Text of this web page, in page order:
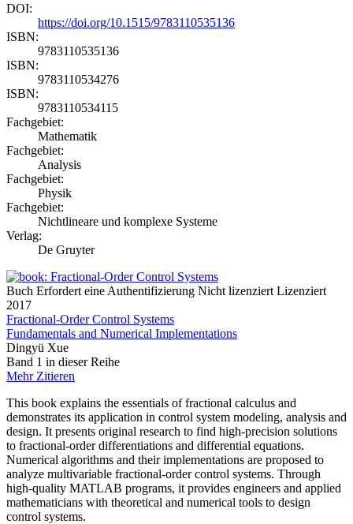
DOI:
https://doi.org/10.1515/9783110535136
ISBN:
9783110535136
ISBN:
9783110534276
ISBN:
9783110534115
Fachgebiet:
Mathematik
Fachgebiet:
Analysis
Fachgebiet:
Physik
Fachgebiet:
Nichtlineare und komplexe Systeme
Verlag:
De Gruyter
Buch Erfordert eine Authentifizierung Nicht lizenziert Lizenziert
2017
Fractional-Order Control Systems
Fundamentals and Numerical Implementations
Dingyü Xue
Band 1 in dieser Reihe
Mehr Zitieren
This book explains the essentials of fractional calculus and
demonstrates its application in control system modeling, analysis and
design. It presents original research to find high-precision solutions
to fractional-order differentiations and differential equations.
Numerical algorithms and their implementations are proposed to
analyze multivariable fractional-order control systems. Through
high-quality MATLAB programs, it provides engineers and applied
mathematicians with theoretical and numerical tools to design
control systems.